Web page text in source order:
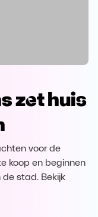
Download
zet huis
voor de
koop en beginnen
de stad. Bekijk